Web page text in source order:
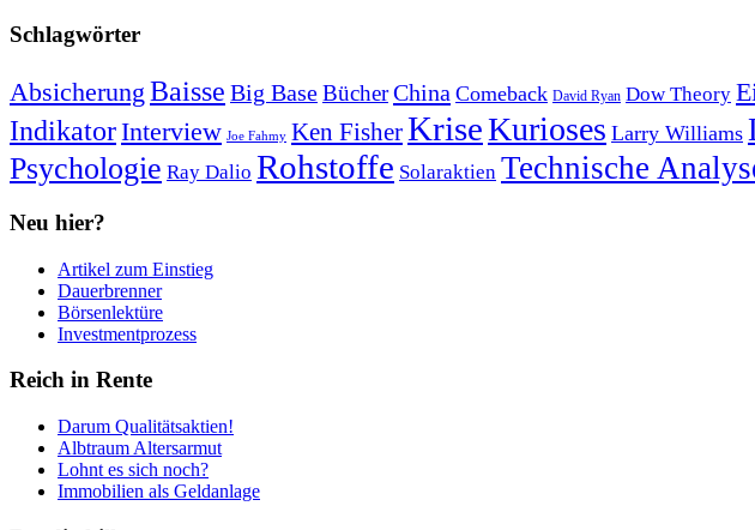
Schlagwörter
Absicherung Baisse Big BaseBücherChina Comeback David Ryan Dow Theory
IndikatorInterview Joe Fahmy Ken FisherKriseKurioses Larry Williams
Psychologie Ray Dalio Rohstoffe Solaraktien Technische
Neu hier?
Artikel zum Einstieg
Dauerbrenner
Börsenlektüre
Investmentprozess
Reich in Rente
Darum Qualitätsaktien!
Albtraum Altersarmut
Lohnt es sich noch?
Immobilien als Geldanlage